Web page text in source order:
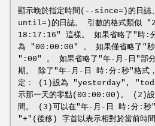
顯示晚於指定時間(--since=)的日誌
until=)的日誌。 引數的格式類似
18:17:16" 這樣。 如果省略了"時:
為 "00:00:00" 。 如果僅省略了"秒"
":00" 。 如果省略了"年-月-日"部分
期。 除了"年-月-日 時:分:秒"格式，
定： (1)設為 "yesterday",
示那一天的零點(00:00:00)。 (2)
間。 (3)可以在"年-月-日 時:分:
"+"(後移) 字首以表示相對於當前時